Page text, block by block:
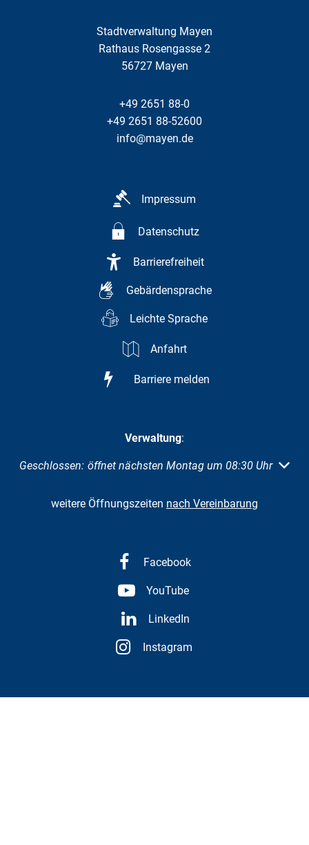
Stadtverwaltung Mayen
Rathaus Rosengasse 2
56727 Mayen
+49 2651 88-0
+49 2651 88-52600
info@mayen.de
Impressum
Datenschutz
Barrierefreiheit
Gebärdensprache
Leichte Sprache
Anfahrt
Barriere melden
Verwaltung:
Klicken, um weitere Öffnungs- oder Schließzeiten
Geschlossen: öffnet nächsten Montag um 08:30 Uhr
weitere Öffnungszeiten nach Vereinbarung
Facebook
YouTube
LinkedIn
Instagram